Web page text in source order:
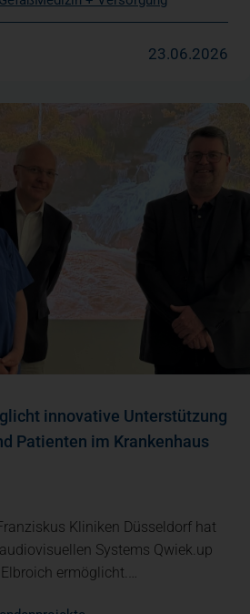
23.06.2026
innovative Unterstützung
Patienten im Krankenhaus
Kliniken Düsseldorf hat
Systems Qwiek.up
ermöglicht.…